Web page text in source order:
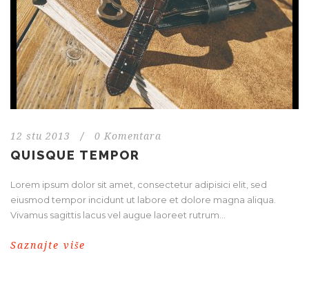
12 stu 2013 / 0 Komentara
QUISQUE TEMPOR
Lorem ipsum dolor sit amet, consectetur adipisici elit, sed
eiusmod tempor incidunt ut labore et dolore magna aliqua.
Vivamus sagittis lacus vel augue laoreet rutrum...
Saznajte više